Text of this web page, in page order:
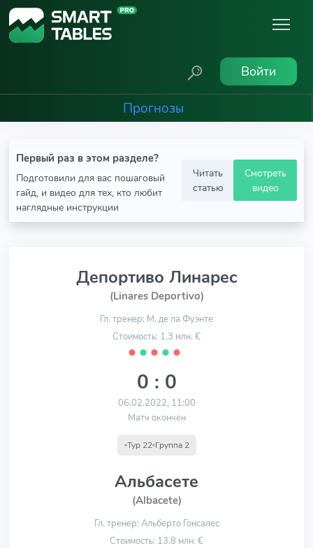
Войти
Прогнозы
Первый раз в этом разделе?
Подготовили для вас пошаговый
гайд, и видео для тех, кто любит
наглядные инструкции
Читать
статью
Смотреть
видео
Депортиво Линарес
(Linares Deportivo)
Гл. тренер: М. де ла Фуэнте
Стоимость: 1.3 млн. €
⬤ ⬤ ⬤ ⬤ ⬤
0 : 0
06.02.2022, 11:00
Матч окончен
Тур 22 Группа 2
Альбасете
(Albacete)
Гл. тренер: Альберто Гонсалес
Стоимость: 13.8 млн. €